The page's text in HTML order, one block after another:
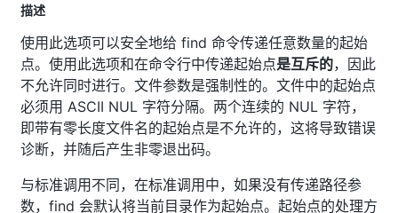
描述
使用此选项可以安全地给 find 命令传递任意数量的起始
点。使用此选项和在命令行中传递起始点是互斥的，因此
不允许同时进行。文件参数是强制性的。文件中的起始点
必须用 ASCII NUL 字符分隔。两个连续的 NUL 字符，
即带有零长度文件名的起始点是不允许的，这将导致错误
诊断，并随后产生非零退出码。
与标准调用不同，在标准调用中，如果没有传递路径参
数，find 会默认将当前目录作为起始点。起始点的处理方